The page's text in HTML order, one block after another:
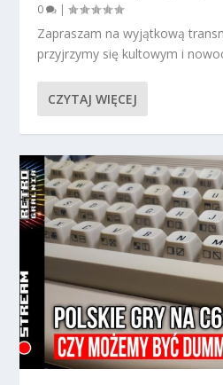
0
|
Zapraszam na wyjątkową
przyjrzymy się kultowym i
CZYTAJ WIĘCEJ